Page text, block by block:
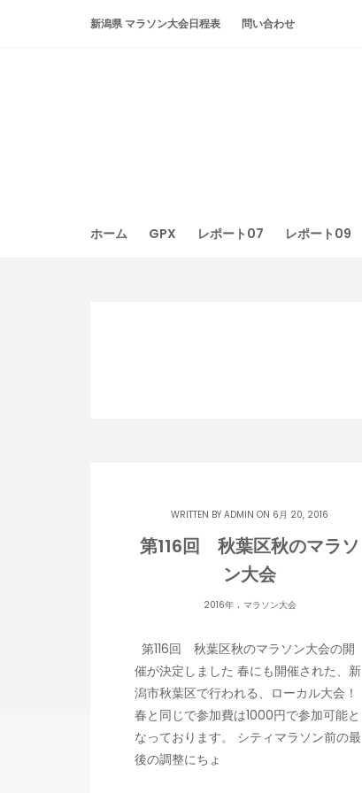
新潟県 マラソン大会日程表 問い合わせ
ホーム GPX レポート07 レポート09
WRITTEN BY ADMIN ON 6月 20, 2016
第116回 秋葉区秋のマラソ
ン大会
2016年. マラソン大会
第116回 秋葉区秋のマラソン大会の開
催が決定しました 春にも開催された、新
潟市秋葉区で行われる、ローカル大会！
春と同じで参加費は1000円で参加可能と
なっております。 シティマラソン前の最
後の調整にちょ